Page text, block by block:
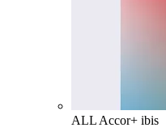
ALL Accor+ ibis